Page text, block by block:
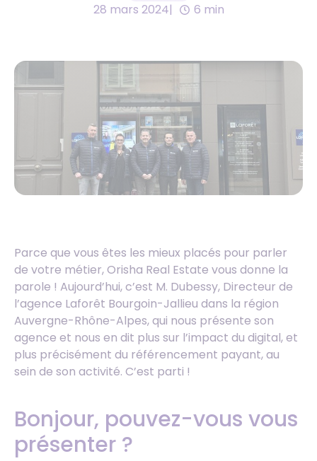
28 mars 2024 6 min
Parce que vous êtes les mieux placés pour parler
de votre métier, Orisha Real Estate vous donne la
parole ! Aujourd’hui, c’est M. Dubessy, Directeur de
l’agence Laforêt Bourgoin-Jallieu dans la région
Auvergne-Rhône-Alpes, qui nous présente son
agence et nous en dit plus sur l’impact du digital, et
plus précisément du référencement payant, au
sein de son activité. C’est parti !
Bonjour, pouvez-vous vous
présenter ?